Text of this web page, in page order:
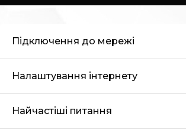
Підключення до мережі
Налаштування інтернету
Найчастіші питання